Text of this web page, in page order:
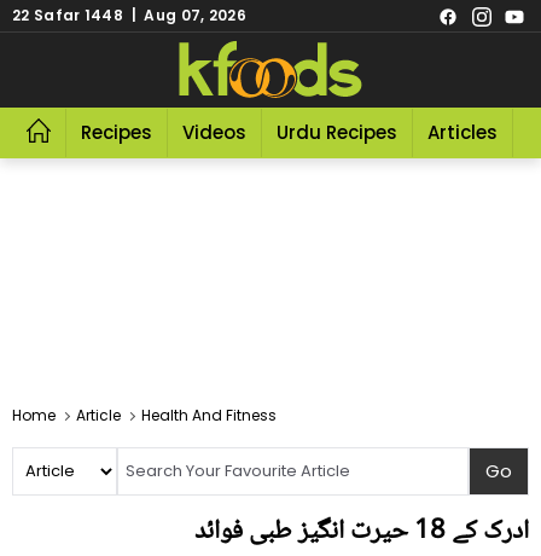
22 Safar 1448 | Aug 07, 2026
Recipes Videos Urdu Recipes Articles
Home Article Health And Fitness
ادرک کے 18 حیرت انگیز طبی فوائد